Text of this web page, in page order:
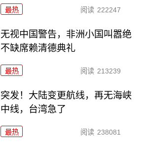
最热 阅读 222247
无视中国警告，非洲小国叫嚣绝
不缺席赖清德典礼
最热 阅读 213239
突发！大陆变更航线，再无海峡
中线，台湾急了
最热 阅读 238081